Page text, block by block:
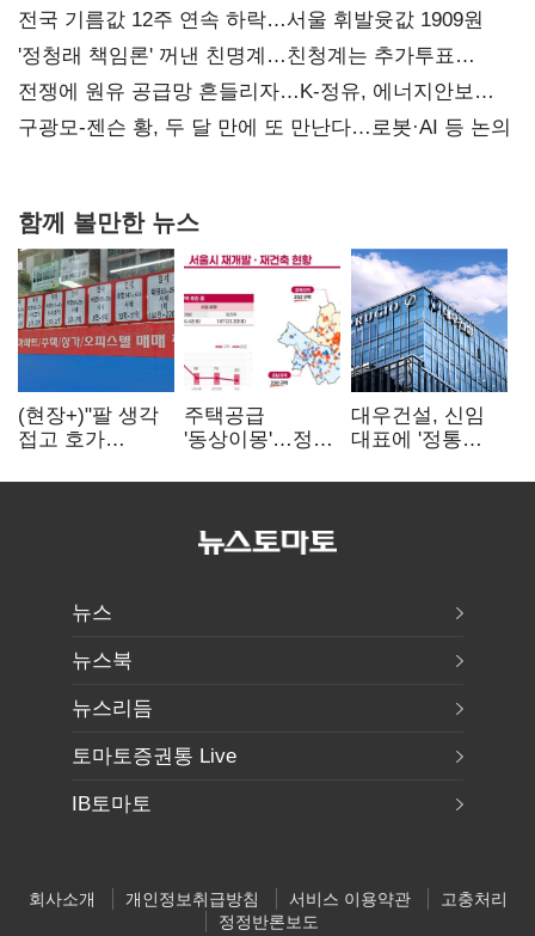
사과부터"
전국 기름값 12주 연속 하락…서울 휘발윳값 1909원
'정청래 책임론' 꺼낸 친명계…친청계는 추가투표
때리기
전쟁에 원유 공급망 흔들리자…K-정유, 에너지안보
핵심으로 재부상
구광모-젠슨 황, 두 달 만에 또 만난다…로봇·AI 등 논의
함께 볼만한 뉴스
(현장+)"팔 생각
접고 호가
똘똘한 한 채'
주택공급
'동상이몽'…정부
없으면 '공수표'
대우건설, 신임
대표에 '정통
부사장 내정
뉴스
뉴스북
뉴스리듬
토마토증권통 Live
IB토마토
회사소개 개인정보취급방침 서비스 이용약관
고충처리
정정반론보도